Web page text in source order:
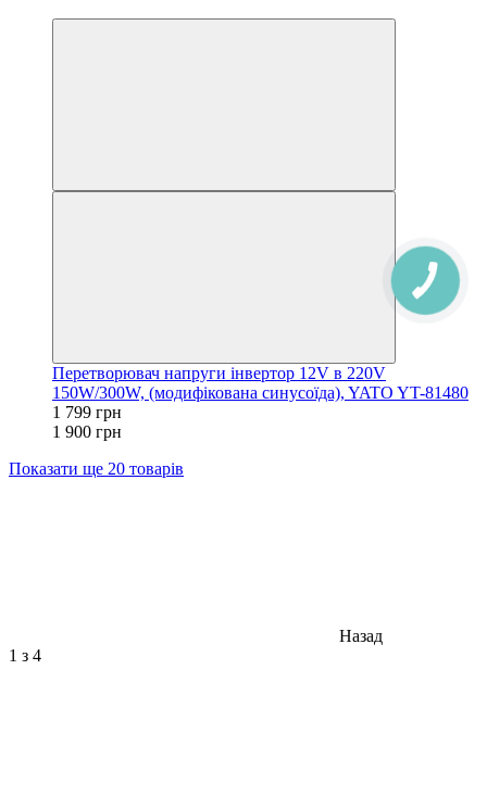
Перетворювач напруги інвертор 12V в 220V
150W/300W, (модифікована синусоїда), YATO YT-81480
1 799 грн
1 900 грн
Показати ще 20 товарів
Назад
1 з 4